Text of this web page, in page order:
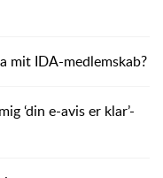
mit IDA-medlemskab?
‘din e-avis er klar’-